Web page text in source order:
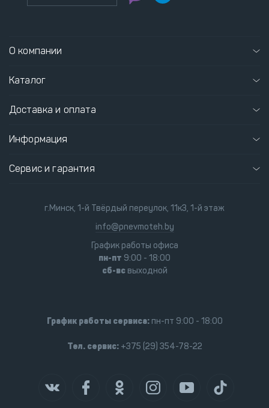
О компании
Каталог
Доставка и оплата
Информация
Сервис и гарантия
г.Минск, 1-й Твёрдый переулок, 11к3, 1-й этаж
info@pnevmoteh.by
График работы офиса
пн-пт 9:00 - 18:00
сб-всвыходной
График работы сервиса:пн-пт 9:00 - 18:00
Тел. сервис:+375 (29) 354-78-22